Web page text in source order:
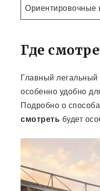
Где
Главный
особенно удобно
Подробно о
смотреть будет